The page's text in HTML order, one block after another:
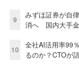
9
みずほ証券が自
消へ 国内大手
10
全社AI活用率99
るのか？CTOが